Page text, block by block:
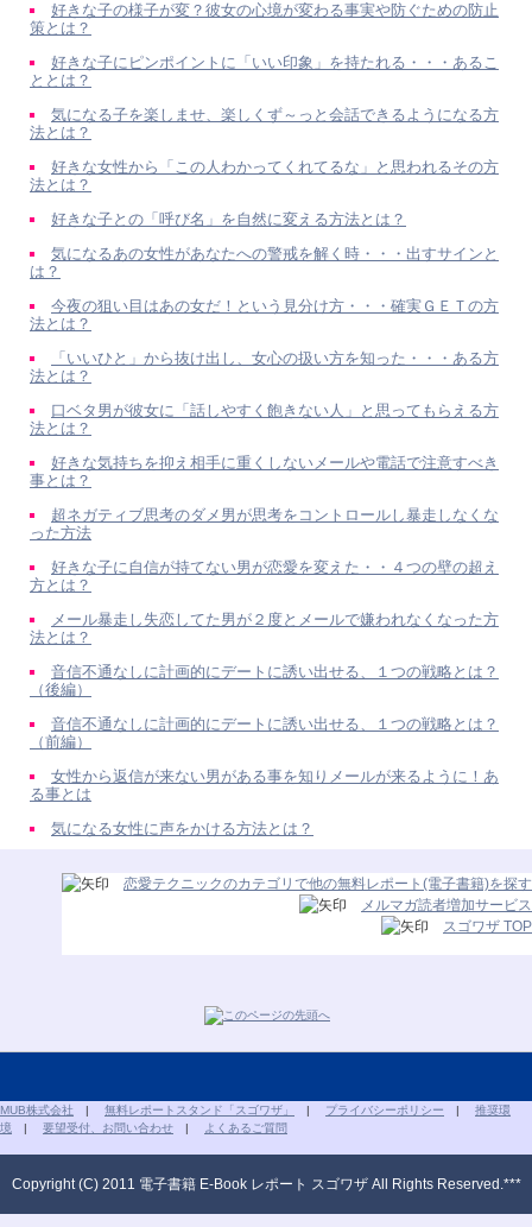
好きな子の様子が変？彼女の心境が変わる事実や防ぐための防止
策とは？
好きな子にピンポイントに「いい印象」を持たれる・・・あるこ
ととは？
気になる子を楽しませ、楽しくず～っと会話できるようになる方
法とは？
好きな女性から「この人わかってくれてるな」と思われるその方
法とは？
好きな子との「呼び名」を自然に変える方法とは？
気になるあの女性があなたへの警戒を解く時・・・出すサインと
は？
今夜の狙い目はあの女だ！という見分け方・・・確実ＧＥＴの方
法とは？
「いいひと」から抜け出し、女心の扱い方を知った・・・ある方
法とは？
口ベタ男が彼女に「話しやすく飽きない人」と思ってもらえる方
法とは？
好きな気持ちを抑え相手に重くしないメールや電話で注意すべき
事とは？
超ネガティブ思考のダメ男が思考をコントロールし暴走しなくな
った方法
好きな子に自信が持てない男が恋愛を変えた・・４つの壁の超え
方とは？
メール暴走し失恋してた男が２度とメールで嫌われなくなった方
法とは？
音信不通なしに計画的にデートに誘い出せる、１つの戦略とは？
（後編）
音信不通なしに計画的にデートに誘い出せる、１つの戦略とは？
（前編）
女性から返信が来ない男がある事を知りメールが来るように！あ
る事とは
気になる女性に声をかける方法とは？
恋愛テクニックのカテゴリで他の無料レポート(電子書籍)を探す
メルマガ読者増加サービス
スゴワザ TOP
MUB株式会社 | 無料レポートスタンド「スゴワザ」 | プライバシーポリシー | 推奨環
境 | 要望受付、お問い合わせ | よくあるご質問
Copyright (C) 2011 電子書籍 E-Book レポート スゴワザ All Rights Reserved.***